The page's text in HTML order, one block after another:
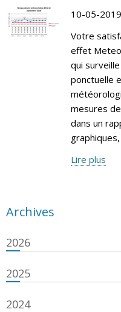
10-05-2019
Votre
effet
qui
ponctuelle
mesures
dans un
Lire plus
Archives
2026
2025
2024